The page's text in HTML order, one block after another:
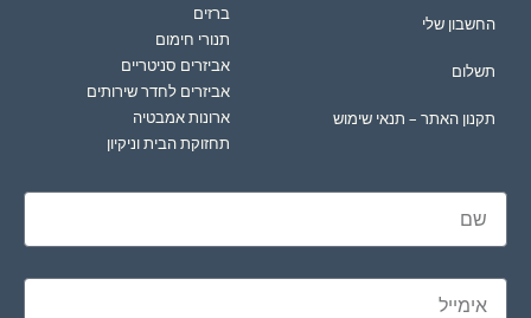
החשבון שלי
תשלום
תקנון האתר – תנאי שימוש
ברזים
תנורי חימום
אביזרים סניטריים
אביזרים לחדר שירותים
ארונות אמבטיה
תחזוקת הבית וניקיון